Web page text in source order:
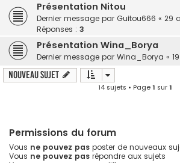
Présentation Nitou
Dernier message par Guitou666 « 29
Réponses : 3
Présentation Wina_Borya
Dernier message par Wina_Borya «
Nouveau sujet
14 sujets • Page1 sur1
Permissions du forum
Vous ne pouvez pas poster de nouveaux
Vous ne pouvez pas répondre aux sujets